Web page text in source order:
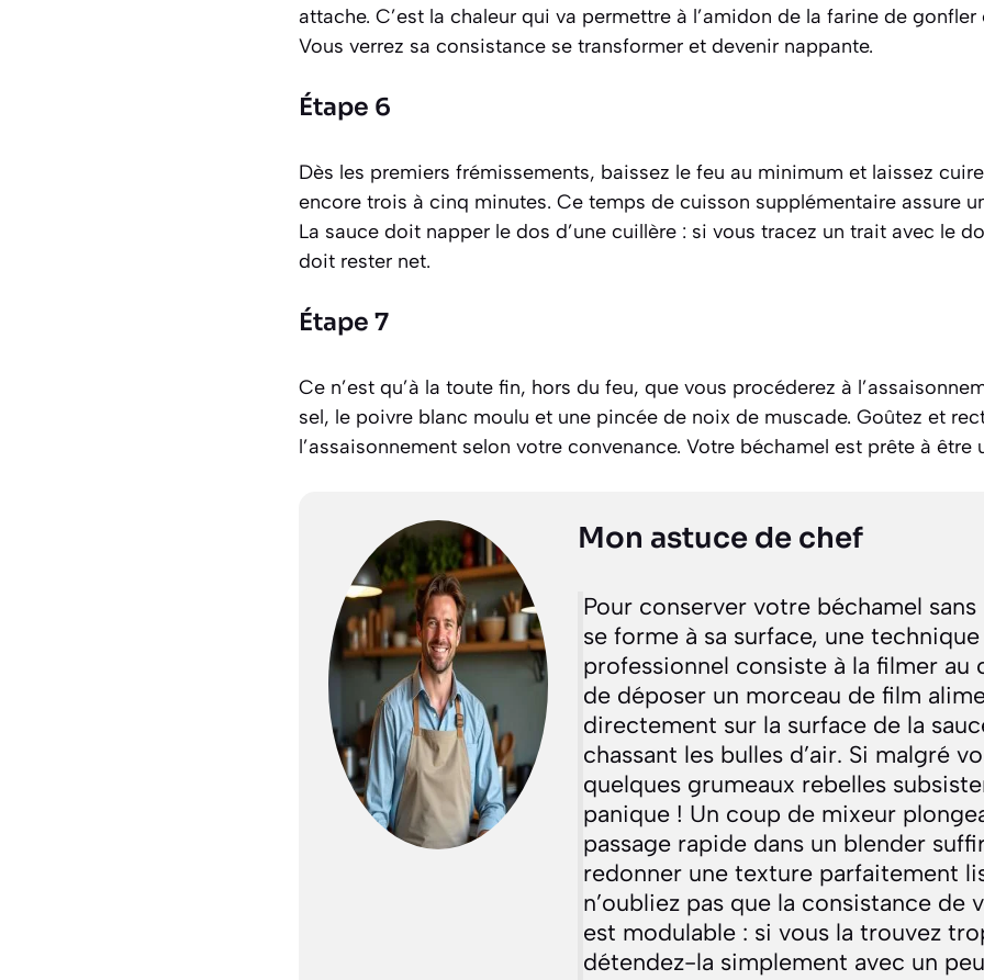
attache. C’est la chaleur qui va permettre à l’amidon de la farine de gonfler
Vous verrez sa consistance se transformer et devenir nappante.
Étape 6
Dès les premiers frémissements, baissez le feu au minimum et laissez
encore trois à cinq minutes. Ce temps de cuisson supplémentaire assure
La sauce doit napper le dos d’une cuillère : si vous tracez un trait avec le
doit rester net.
Étape 7
Ce n’est qu’à la toute fin, hors du feu, que vous procéderez à
sel, le poivre blanc moulu et une pincée de noix de muscade. Goûtez et
l’assaisonnement selon votre convenance. Votre béchamel est prête à être
Mon astuce de chef
Pour conserver votre béchamel sans
se forme à sa surface, une
professionnel consiste à la filmer au
de déposer un morceau de film
directement sur la surface de la
chassant les bulles d’air. Si malgré
quelques grumeaux rebelles
panique ! Un coup de mixeur
passage rapide dans un blender
redonner une texture parfaitement
n’oubliez pas que la consistance de
est modulable : si vous la trouvez
détendez-la simplement avec un